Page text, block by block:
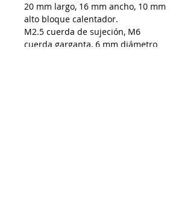
20 mm largo, 16 mm ancho, 10 mm
alto bloque calentador.
M2.5 cuerda de sujeción, M6
cuerda garganta, 6 mm diámetro